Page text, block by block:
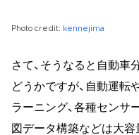
Photo credit: kennejima
さて、そうなると自動
どうかですが、自動運
ラーニング、各種センサ
図データ構築などは大容